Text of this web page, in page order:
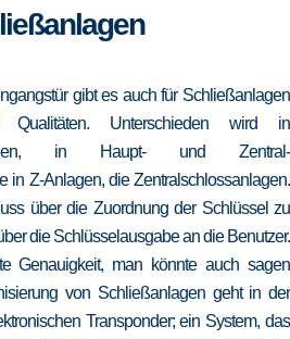
gibt es auch für Schließanlagen
Qualitäten. Unterschieden wird in
in Haupt- und Zentral-
in Z-Anlagen, die Zentralschlossanlagen.
über die Zuordnung der Schlüssel zu
die Schlüsselausgabe an die Benutzer.
Genauigkeit, man könnte auch sagen
von Schließanlagen geht in der
Transponder; ein System, das